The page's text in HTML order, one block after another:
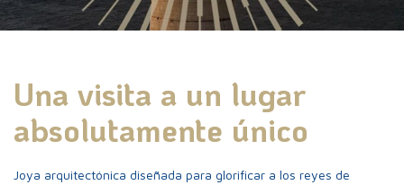
Acceso al Faro
ES FR EN
Una visita a un lugar
absolutamente único
Joya arquitectónica diseñada para glorificar a los reyes de